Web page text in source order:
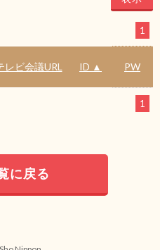
1
レビ会議URL ID ▲ PW
1
に戻る